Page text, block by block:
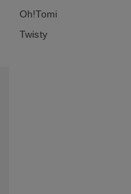
Oh!Tomi
Twisty